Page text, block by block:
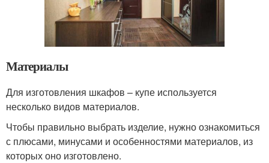
Материалы
Для изготовления шкафов – купе используется
несколько видов материалов.
Чтобы правильно выбрать изделие, нужно ознакомиться
с плюсами, минусами и особенностями материалов, из
которых оно изготовлено.